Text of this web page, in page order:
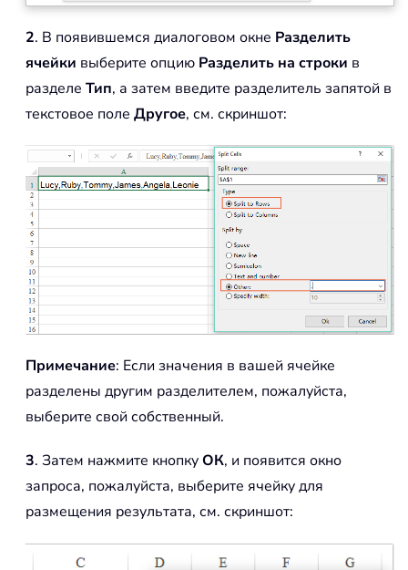
2. В появившемся диалоговом окне Разделить
ячейки выберите опцию Разделить на строки в
разделе Тип, а затем введите разделитель запятой в
текстовое поле Другое, см. скриншот:
Примечание: Если значения в вашей ячейке
разделены другим разделителем, пожалуйста,
выберите свой собственный.
3. Затем нажмите кнопкуОК, и появится окно
запроса, пожалуйста, выберите ячейку для
размещения результата, см. скриншот: